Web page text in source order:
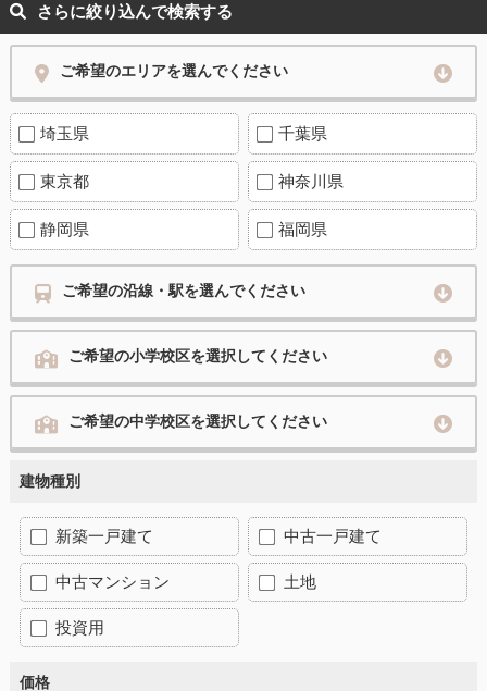
さらに絞り込んで検索する
ご希望のエリアを選んでください
埼玉県 千葉県
東京都 神奈川県
静岡県 福岡県
ご希望の沿線・駅を選んでください
ご希望の小学校区を選択してください
ご希望の中学校区を選択してください
建物種別
新築一戸建て 中古一戸建て
中古マンション 土地
投資用
価格